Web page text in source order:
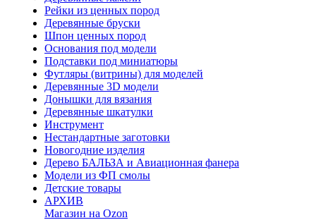
Рейки из ценных пород
Деревянные бруски
Шпон ценных пород
Основания под модели
Подставки под миниатюры
Футляры (витрины) для моделей
Деревянные 3D модели
Донышки для вязания
Деревянные шкатулки
Инструмент
Нестандартные заготовки
Новогодние изделия
Дерево БАЛЬЗА и Авиационная фанера
Модели из ФП смолы
Детские товары
АРХИВ
Магазин на Ozon